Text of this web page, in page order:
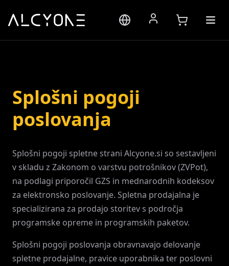
Splošni pogoji
poslovanja
Splošni pogoji spletne strani Alcyone.si so sestavljeni
v skladu z Zakonom o varstvu potrošnikov (ZVPot),
na podlagi priporočil GZS in mednarodnih kodeksov
za elektronsko poslovanje. Spletna prodajalna je
specializirana za prodajo storitev s področja
programske opreme in programskih paketov.
Splošni pogoji poslovanja obravnavajo delovanje
spletne prodajalne, pravice uporabnika ter poslovni